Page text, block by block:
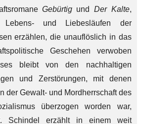
Gebürtigund Der Kalte,
und Liebesläufen der
erzählen, die unauflöslich in das
Geschehen verwoben
bleibt von den nachhaltigen
und Zerstörungen, mit denen
der Gewalt- und Mordherrschaft des
überzogen worden war,
Schindel erzählt in einem weit